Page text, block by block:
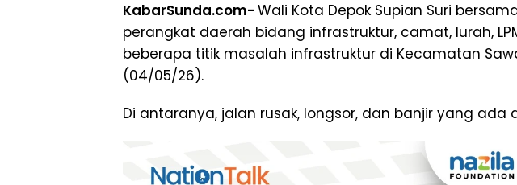
KabarSunda.com- Wali Kota Depok Supian Suri
perangkat daerah bidang infrastruktur, camat, lurah,
beberapa titik masalah infrastruktur di Kecamatan
(04/05/26).
Di antaranya, jalan rusak, longsor, dan banjir yang ada